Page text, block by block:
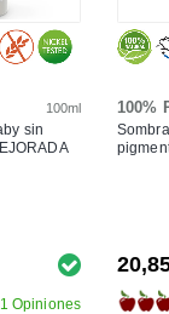
100ml
sin
1 Opiniones
100%